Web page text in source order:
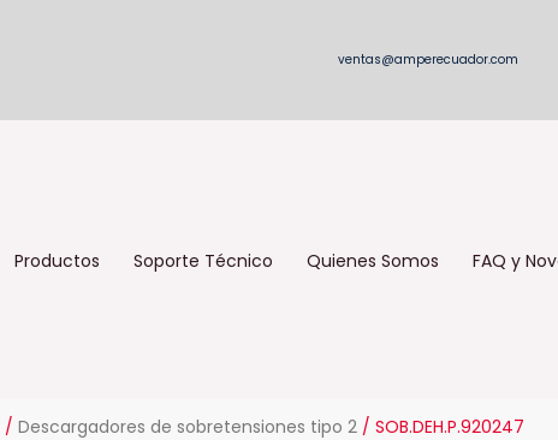
ventas@amperecuador.com
Productos Soporte Técnico Quienes Somos FAQ y
/ Descargadores de sobretensiones tipo 2 / SOB.DEH.P.920247